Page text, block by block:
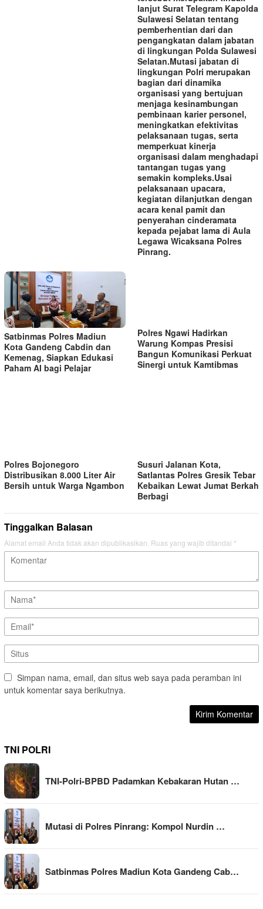
lanjut Surat Telegram Kapolda
Sulawesi Selatan tentang
pemberhentian dari dan
pengangkatan dalam jabatan
di lingkungan Polda Sulawesi
Selatan.‎‎Mutasi jabatan di
lingkungan Polri merupakan
bagian dari dinamika
organisasi yang bertujuan
menjaga kesinambungan
pembinaan karier personel,
meningkatkan efektivitas
pelaksanaan tugas, serta
memperkuat kinerja
organisasi dalam menghadapi
tantangan tugas yang
semakin kompleks.‎‎Usai
pelaksanaan upacara,
kegiatan dilanjutkan dengan
acara kenal pamit dan
penyerahan cinderamata
kepada pejabat lama di Aula
Legawa Wicaksana Polres
Pinrang.
Satbinmas Polres Madiun
Kota Gandeng Cabdin dan
Kemenag, Siapkan Edukasi
Paham AI bagi Pelajar
Polres Ngawi Hadirkan
Warung Kompas Presisi
Bangun Komunikasi Perkuat
Sinergi untuk Kamtibmas
Polres Bojonegoro
Distribusikan 8.000 Liter Air
Bersih untuk Warga Ngambon
Susuri Jalanan Kota,
Satlantas Polres Gresik Tebar
Kebaikan Lewat Jumat Berkah
Berbagi
Tinggalkan Balasan
Alamat email Anda tidak akan dipublikasikan. Ruas yang wajib ditandai *
Simpan nama, email, dan situs web saya pada peramban ini
untuk komentar saya berikutnya.
TNI POLRI
TNI-Polri-BPBD Padamkan Kebakaran Hutan …
Mutasi di Polres Pinrang: Kompol Nurdin …
Satbinmas Polres Madiun Kota Gandeng Cab…